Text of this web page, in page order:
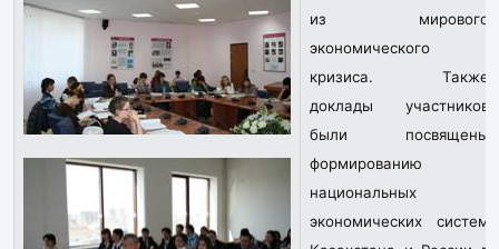
из мирового
экономического
кризиса. Также
доклады участников
были посвящены
формированию
национальных
экономических систем